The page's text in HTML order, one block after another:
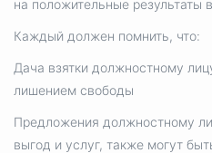
на положительные результаты
Каждый должен помнить, что:
Дача взятки должностному
лишением свободы
Предложения должностному
выгод и услуг, также могут